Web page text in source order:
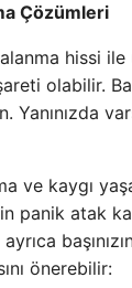
Çözümleri
hissi
olabilir.
Yanınızda
ve kaygı
panik atak
önerebilir: